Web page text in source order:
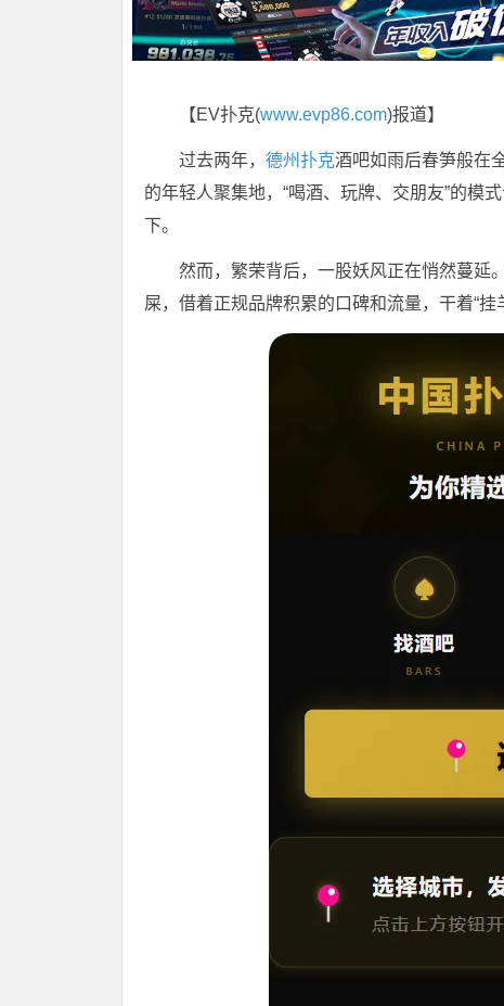
【EV扑克(www.evp86.com)报道】
过去两年， 德州扑克酒吧如雨后春笋般在
的年轻人聚集地，“喝酒、玩牌、交朋友”的模
下。
然而，繁荣背后，一股妖风正在悄然蔓
屎，借着正规品牌积累的口碑和流量，干着“挂